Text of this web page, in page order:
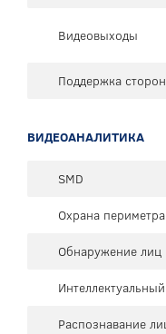
Видеовыходы
Поддержка
ВИДЕОАНАЛИТИКА
SMD
Охрана периметра
Обнаружение лиц
Распознавание